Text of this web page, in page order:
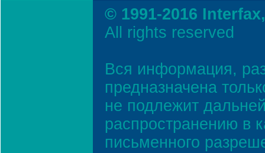
© 1991-2016
All rights reserved
Вся информация,
предназначена
не подлежит
распространению в
письменного